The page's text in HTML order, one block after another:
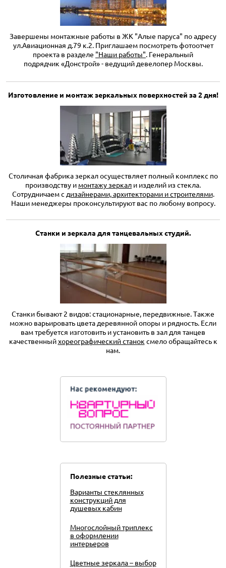
Завершены монтажные работы в ЖК "Алые паруса" по адресу
ул.Авиационная д.79 к.2. Приглашаем посмотреть фотоотчет
проекта в разделе "Наши работы". Генеральный
подрядчик «Донстрой» - ведущий девелопер Москвы.
Изготовление и монтаж зеркальных поверхностей за 2 дня!
Столичная фабрика зеркал осуществляет полный комплекс по
производству и монтажу зеркал и изделий из стекла.
Сотрудничаем с дизайнерами, архитекторами и строителями.
Наши менеджеры проконсультируют вас по любому вопросу.
Станки и зеркала для танцевальных студий.
Станки бывают 2 видов: стационарные, передвижные. Также
можно варьировать цвета деревянной опоры и рядность. Если
вам требуется изготовить и установить в зал для танцев
качественныйхореографический станок смело обращайтесь к
нам.
Полезные статьи:
Варианты стеклянных
конструкций для
душевых кабин
Многослойный триплекс
в оформлении
интерьеров
Цветные зеркала – выбор